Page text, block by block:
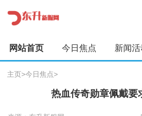
网站首页 今日焦点 新闻活
主页>今日焦点>
热血传奇勋章佩戴要